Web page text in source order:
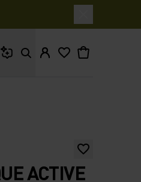
ACTIVE